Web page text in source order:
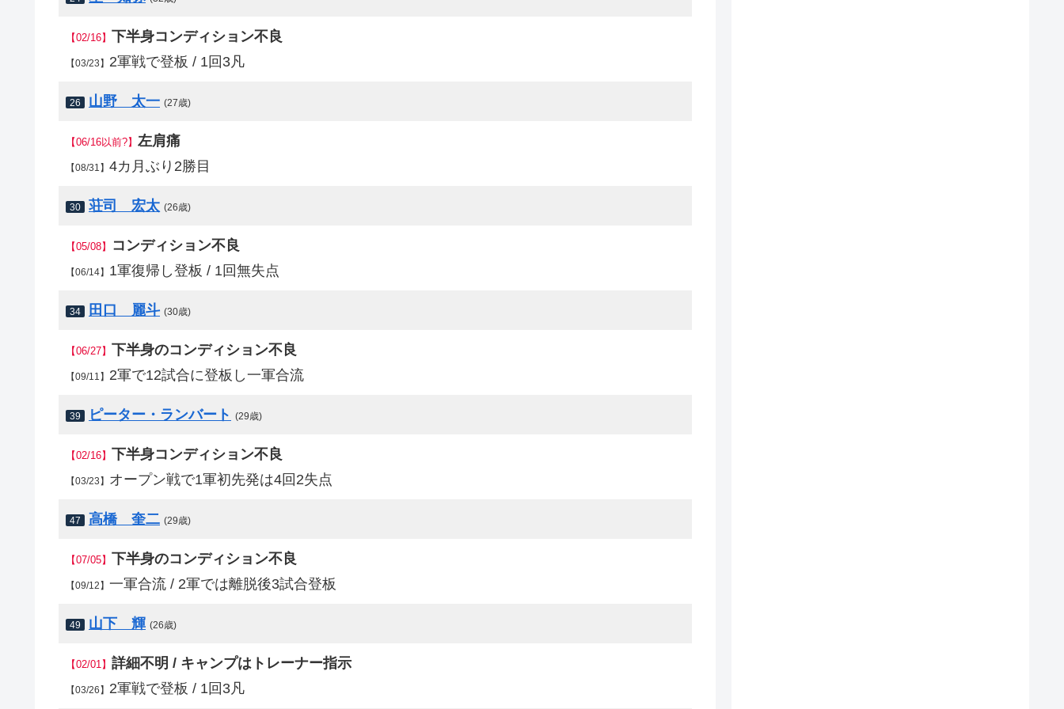
【02/16】 下半身コンディション不良
【03/23】 2軍戦で登板 / 1回3凡
26 山野 太一 (27歳)
【06/16以前?】 左肩痛
【08/31】 4カ月ぶり2勝目
30 荘司 宏太 (26歳)
【05/08】 コンディション不良
【06/14】 1軍復帰し登板 / 1回無失点
34 田口 麗斗 (30歳)
【06/27】 下半身のコンディション不良
【09/11】 2軍で12試合に登板し一軍合流
39 ピーター・ランバート (29歳)
【02/16】 下半身コンディション不良
【03/23】 オープン戦で1軍初先発は4回2失点
47 高橋 奎二 (29歳)
【07/05】 下半身のコンディション不良
【09/12】 一軍合流 / 2軍では離脱後3試合登板
49 山下 輝 (26歳)
【02/01】 詳細不明 / キャンプはトレーナー指示
【03/26】 2軍戦で登板 / 1回3凡